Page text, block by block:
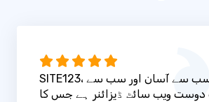
SITE123، بلا شبہ، سب سے آسان اور سب سے
دوست ویب سائٹ ڈیزائنر ہے جس کا